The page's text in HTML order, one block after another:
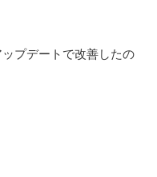
プデートで改善したの